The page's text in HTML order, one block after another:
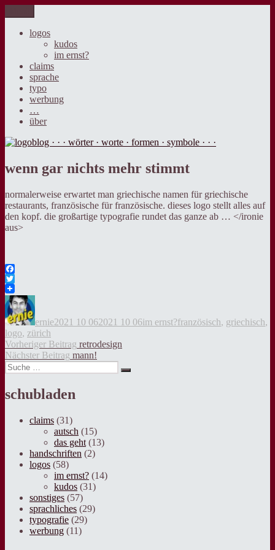
Inhalt
springen
logoblog · · · wörter · worte · formen · symbole · · ·
der blog über sprache, design und werbung.
logos
kudos
im ernst?
claims
sprache
typo
werbung
…
über
wenn gar nichts mehr stimmt
normalerweise erwartet man griechische namen für griechische
restaurants, französische für französische. dieses logo stellt alles auf
den kopf. die großartige typografie rundet das ganze ab … </ironie
aus>
Facebook
Twitter
ernie2021 10 062021 10 06im ernst?französisch, griechisch,
logo, zürich
Beitragsnavigation
Vorheriger Beitrag Vorheriger
Beitrag:
retrodesign
Nächster Beitrag Nächster
Beitrag:
mann!
Suche
nach:
Suche
schubladen
claims (31)
autsch (15)
das geht (13)
handschriften (2)
logos (58)
im ernst? (14)
kudos (31)
sonstiges (57)
sprachliches (29)
typografie (29)
werbung (11)